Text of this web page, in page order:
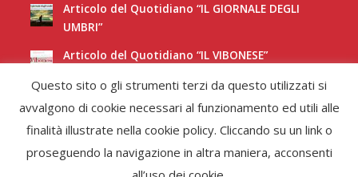
Articolo del Quotidiano “IL GIORNALE DEGLI
UMBRI”
Articolo del Quotidiano “IL VIBONESE”
Articolo del Quotidiano “LA NUOVA SARDEGNA”
Questo sito o gli strumenti terzi da questo utilizzati si
avvalgono di cookie necessari al funzionamento ed utili alle
finalità illustrate nella cookie policy. Cliccando su un link o
proseguendo la navigazione in altra maniera, acconsenti